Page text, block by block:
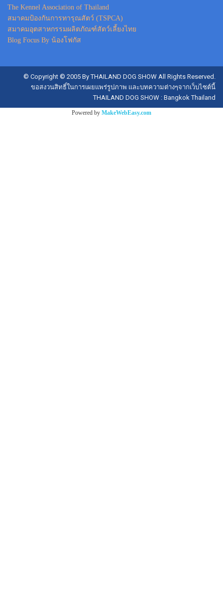
The Kennel Association of Thailand
สมาคมป้องกันการทารุณสัตว์ (TSPCA)
สมาคมอุตสาหกรรมผลิตภัณฑ์สัตว์เลี้ยงไทย
Blog Focus By น้องโฟกัส
© Copyright © 2005 By THAILAND DOG SHOW All Rights Reserved.
ขอสงวนสิทธิ์ในการเผยแพร่รูปภาพ และบทความต่างๆจากเว็บไซต์นี้
THAILAND DOG SHOW : Bangkok Thailand
Powered by MakeWebEasy.com